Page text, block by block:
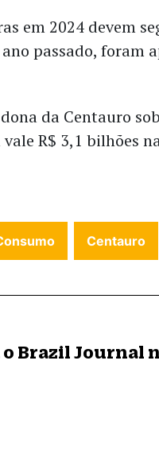
em 2024 devem
passado, foram
da Centauro
R$ 3,1 bilhões
Centauro
o Brazil Journal